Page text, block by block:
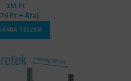
351 Ft
Ft + Áfa)
TESZEM